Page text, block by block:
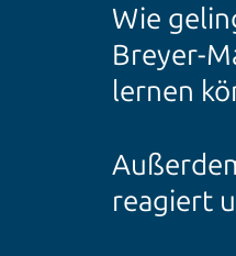
Wie
Breyer-
lernen
reagiert